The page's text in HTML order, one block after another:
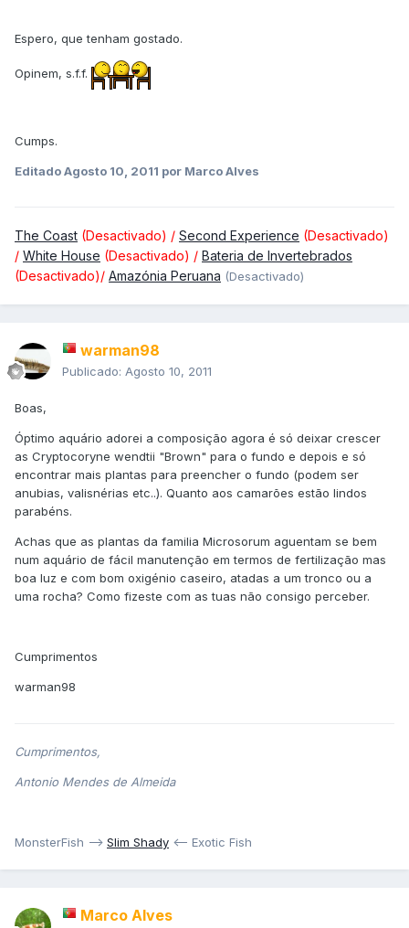
Espero, que tenham gostado.
Opinem, s.f.f.
Cumps.
EditadoAgosto 10, 2011 por Marco Alves
The Coast (Desactivado) / Second Experience (Desactivado)
/ White House (Desactivado) / Bateria de Invertebrados
(Desactivado)/ Amazónia Peruana (Desactivado)
warman98
Publicado: Agosto 10, 2011
Boas,
Óptimo aquário adorei a composição agora é só deixar crescer
as Cryptocoryne wendtii "Brown" para o fundo e depois e só
encontrar mais plantas para preencher o fundo (podem ser
anubias, valisnérias etc..). Quanto aos camarões estão lindos
parabéns.
Achas que as plantas da familia Microsorum aguentam se bem
num aquário de fácil manutenção em termos de fertilização mas
boa luz e com bom oxigénio caseiro, atadas a um tronco ou a
uma rocha? Como fizeste com as tuas não consigo perceber.
Cumprimentos
warman98
Cumprimentos,
Antonio Mendes de Almeida
MonsterFish --> Slim Shady <-- Exotic Fish
Marco Alves